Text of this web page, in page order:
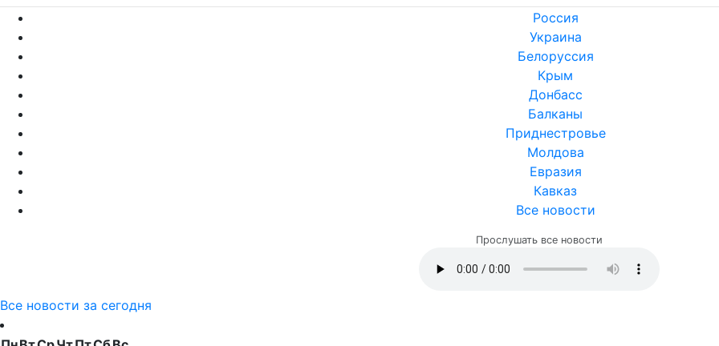
Россия
Украина
Белоруссия
Крым
Донбасс
Балканы
Приднестровье
Молдова
Евразия
Кавказ
Все новости
Прослушать все новости
Все новости за сегодня